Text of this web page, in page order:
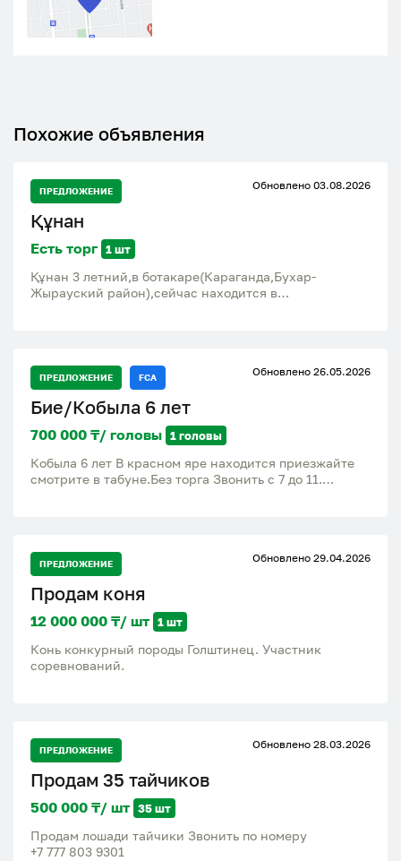
Похожие объявления
ПРЕДЛОЖЕНИЕ Обновлено 03.08.2026
Құнан
Есть торг 1 шт
Құнан 3 летний,в ботакаре(Караганда,Бухар-
Жырауский район),сейчас находится в
ПРЕДЛОЖЕНИЕ FCA Обновлено 26.05.2026
Бие/Кобыла 6 лет
700 000 ₸/ головы 1 головы
Кобыла 6 лет В красном яре находится приезжайте
смотрите в табуне.Без торга Звонить с 7 до 11.
ПРЕДЛОЖЕНИЕ Обновлено 29.04.2026
Продам коня
12 000 000 ₸/ шт 1 шт
Конь конкурный породы Голштинец. Участник
соревнований.
ПРЕДЛОЖЕНИЕ Обновлено 28.03.2026
Продам 35 тайчиков
500 000 ₸/ шт 35 шт
Продам лошади тайчики Звонить по номеру